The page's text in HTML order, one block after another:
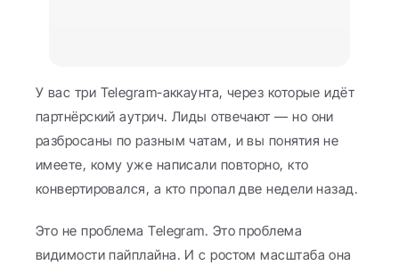
У вас три Telegram-аккаунта, через которые идёт
партнёрский аутрич. Лиды отвечают — но они
разбросаны по разным чатам, и вы понятия не
имеете, кому уже написали повторно, кто
конвертировался, а кто пропал две недели назад.
Это не проблема Telegram. Это проблема
видимости пайплайна. И с ростом масштаба она